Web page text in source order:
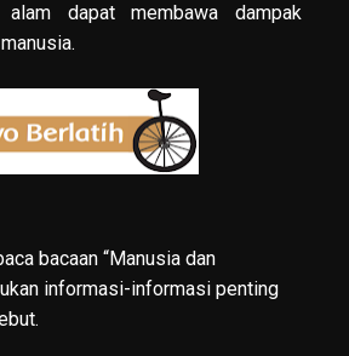
alam dapat membawa dampak
bacaan “Manusia dan
informasi-informasi penting